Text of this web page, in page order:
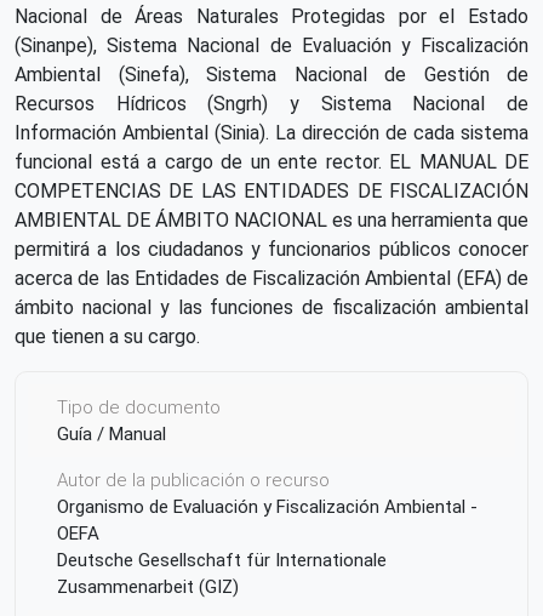
Nacional de Áreas Naturales Protegidas por el Estado
(Sinanpe), Sistema Nacional de Evaluación y Fiscalización
Ambiental (Sinefa), Sistema Nacional de Gestión de
Recursos Hídricos (Sngrh) y Sistema Nacional de
Información Ambiental (Sinia). La dirección de cada sistema
funcional está a cargo de un ente rector. EL MANUAL DE
COMPETENCIAS DE LAS ENTIDADES DE FISCALIZACIÓN
AMBIENTAL DE ÁMBITO NACIONAL es una herramienta que
permitirá a los ciudadanos y funcionarios públicos conocer
acerca de las Entidades de Fiscalización Ambiental (EFA) de
ámbito nacional y las funciones de fiscalización ambiental
que tienen a su cargo.
Tipo de documento
Guía / Manual
Autor de la publicación o recurso
Organismo de Evaluación y Fiscalización Ambiental -
OEFA
Deutsche Gesellschaft für Internationale
Zusammenarbeit (GIZ)